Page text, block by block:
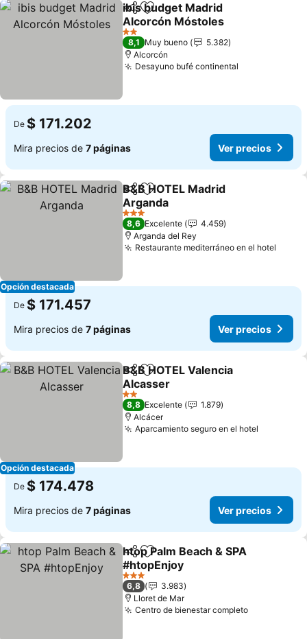
CompartirAgregar a favoritos
ibis budget Madrid
Alcorcón Móstoles
2 Estrellas
8,1 Muy bueno
5.382
Alcorcón
Desayuno bufé continental
De $ 171.202
Mira precios de 7 páginas Ver precios
Opción destacada
CompartirAgregar a favoritos
B&B HOTEL Madrid
Arganda
3 Estrellas
8,6 Excelente
4.459
Arganda del Rey
Restaurante mediterráneo en el hotel
De $ 171.457
Mira precios de 7 páginas Ver precios
Opción destacada
CompartirAgregar a favoritos
B&B HOTEL Valencia
Alcasser
2 Estrellas
8,8 Excelente
1.879
Alcácer
Aparcamiento seguro en el hotel
De $ 174.478
Mira precios de 7 páginas Ver precios
CompartirAgregar a favoritos
htop Palm Beach & SPA
#htopEnjoy
3 Estrellas
6,8
3.983
Lloret de Mar
Centro de bienestar completo